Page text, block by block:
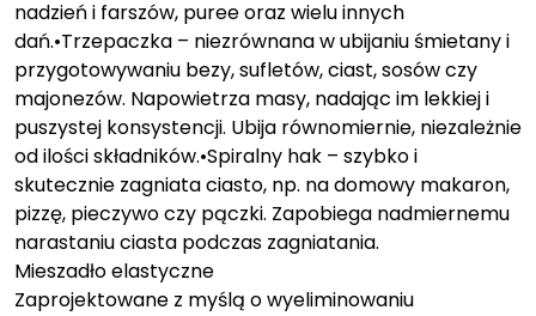
nadzień i farszów, puree oraz wielu innych
dań.•Trzepaczka – niezrównana w ubijaniu śmietany i
przygotowywaniu bezy, sufletów, ciast, sosów czy
majonezów. Napowietrza masy, nadając im lekkiej i
puszystej konsystencji. Ubija równomiernie, niezależnie
od ilości składników.•Spiralny hak – szybko i
skutecznie zagniata ciasto, np. na domowy makaron,
pizzę, pieczywo czy pączki. Zapobiega nadmiernemu
narastaniu ciasta podczas zagniatania.
Mieszadło elastyczne
Zaprojektowane z myślą o wyeliminowaniu